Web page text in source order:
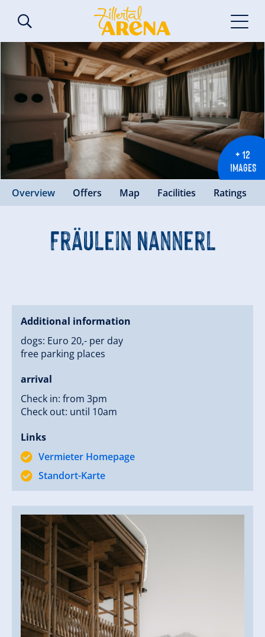
+ 12
IMAGES
Overview Offers Map Facilities Ratings
Fräulein Nannerl
Additional information
dogs: Euro 20,- per day
free parking places
arrival
Check in: from 3pm
Check out: until 10am
Links
Vermieter Homepage
Standort-Karte